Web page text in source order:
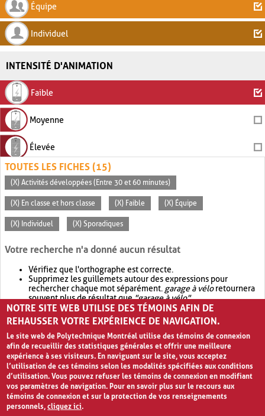
Équipe
Individuel
INTENSITÉ D'ANIMATION
Faible
Moyenne
Élevée
TOUTES LES FICHES (15)
(X) Activités développées (Entre 30 et 60 minutes)
(X) En classe et hors classe (X) Faible (X) Équipe
(X) Individuel (X) Sporadiques
Votre recherche n'a donné aucun résultat
Vérifiez que l'orthographe est correcte.
Supprimez les guillemets autour des expressions pour
rechercher chaque mot séparément. garage à véloretournera
souvent plus de résultat que"garage à vélo".
Envisagez d'élargir votre recherche avec OR.garage OR vélo
retournera souvent plus de résultat quegarage à vélo
NOTRE SITE WEB UTILISE DES TÉMOINS AFIN DE
REHAUSSER VOTRE EXPÉRIENCE DE NAVIGATION.
Le site web de Polytechnique Montréal utilise des témoins de connexion
afin de recueillir des statistiques générales et offrir une meilleure
expérience à ses visiteurs. En naviguant sur le site, vous acceptez
l’utilisation de ces témoins selon les modalités spécifiées aux conditions
d’utilisation. Vous pouvez refuser les témoins de connexion en modifiant
vos paramètres de navigation. Pour en savoir plus sur le recours aux
témoins de connexion et sur la protection de vos renseignements
personnels,cliquez ici.